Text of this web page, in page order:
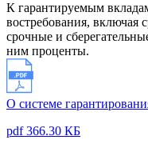
К гарантируемым
востребования, включая
срочные и
ним проценты.
О системе
pdf 366.30 КБ